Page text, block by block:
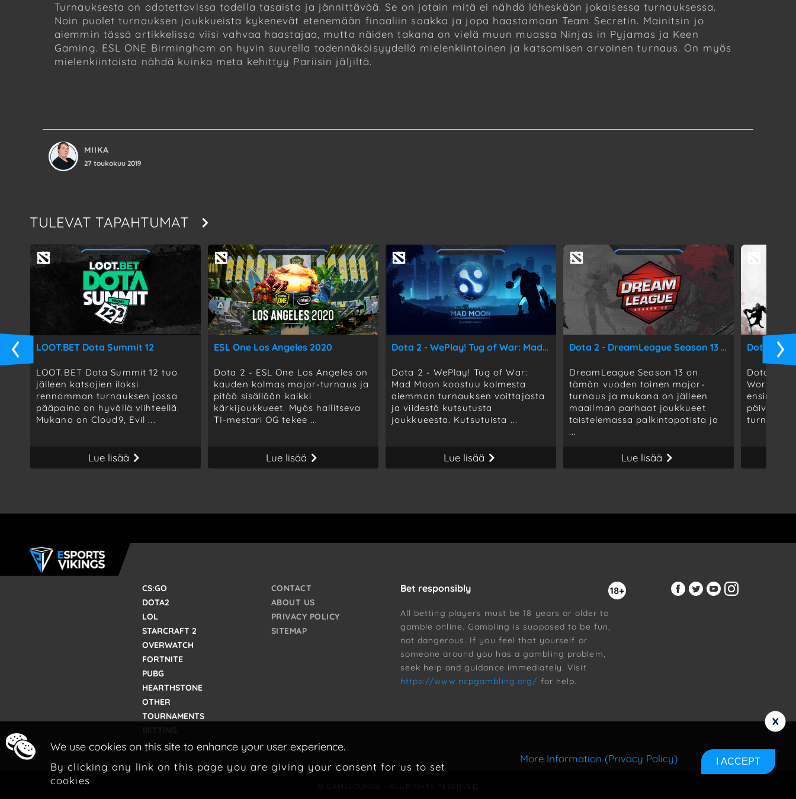
Turnauksesta on odotettavissa todella tasaista ja jännittävää. Se on jotain mitä ei nähdä läheskään jokaisessa turnauksessa.
Noin puolet turnauksen joukkueista kykenevät etenemään finaaliin saakka ja jopa haastamaan Team Secretin. Mainitsin jo
aiemmin tässä artikkelissa viisi vahvaa haastajaa, mutta näiden takana on vielä muun muassa Ninjas in Pyjamas ja Keen
Gaming. ESL ONE Birmingham on hyvin suurella todennäköisyydellä mielenkiintoinen ja katsomisen arvoinen turnaus. On myös
mielenkiintoista nähdä kuinka meta kehittyy Pariisin jäljiltä.
MIIKA
27 toukokuu 2019
TULEVAT TAPAHTUMAT
LOOT.BET Dota Summit 12
LOOT.BET Dota Summit 12 tuo
jälleen katsojien iloksi
rennomman turnauksen jossa
pääpaino on hyvällä viihteellä.
Mukana on Cloud9, Evil ...
Lue lisää
ESL One Los Angeles 2020
Dota 2 - ESL One Los Angeles on
kauden kolmas major-turnaus ja
pitää sisällään kaikki
kärkijoukkueet. Myös hallitseva
TI-mestari OG tekee ...
Lue lisää
Dota 2 - WePlay! Tug of War: Mad Moon - Kiev, Ukraina - 19.-23.02.2020
Dota 2 - WePlay! Tug of War:
Mad Moon koostuu kolmesta
aiemman turnauksen voittajasta
ja viidestä kutsutusta
joukkueesta. Kutsutuista ...
Lue lisää
Dota 2 - DreamLeague Season 13 - Leipzig, Saksa - 18.01.2020 - 26.01.2020
DreamLeague Season 13 on
tämän vuoden toinen major-
turnaus ja mukana on jälleen
maailman parhaat joukkueet
taistelemassa palkintopotista ja
...
Lue lisää
Dota 2 -
World
turnaus
CS:GO
DOTA2
LOL
STARCRAFT 2
OVERWATCH
FORTNITE
PUBG
HEARTHSTONE
OTHER
TOURNAMENTS
CONTACT
ABOUT US
PRIVACY POLICY
SITEMAP
Bet responsibly 18+
All betting players must be 18 years or older to
gamble online. Gambling is supposed to be fun,
not dangerous. If you feel that yourself or
someone around you has a gambling problem,
seek help and guidance immediately. Visit
https://www.ncpgambling.org/ for help.
© GAMELOUNGE - ALL RIGHTS RESERVED
We use cookies on this site to enhance your user experience.
By clicking any link on this page you are giving your consent for us to set
cookies
More Information (Privacy Policy) I ACCEPT
x